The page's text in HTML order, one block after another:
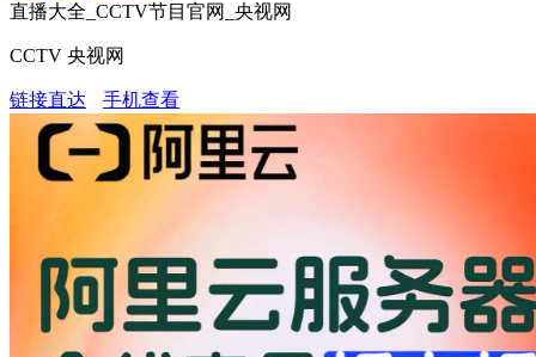
直播大全_CCTV节目官网_央视网
CCTV 央视网
链接直达 手机查看